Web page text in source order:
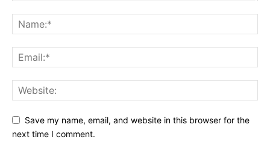
Save my name, email, and website in this browser for the
next time I comment.